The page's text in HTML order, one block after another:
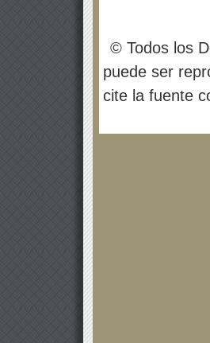
© Todos los
puede ser
cite la fuente